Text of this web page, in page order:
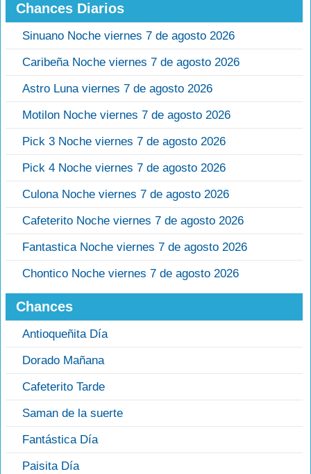
Chances Diarios
Sinuano Noche viernes 7 de agosto 2026
Caribeña Noche viernes 7 de agosto 2026
Astro Luna viernes 7 de agosto 2026
Motilon Noche viernes 7 de agosto 2026
Pick 3 Noche viernes 7 de agosto 2026
Pick 4 Noche viernes 7 de agosto 2026
Culona Noche viernes 7 de agosto 2026
Cafeterito Noche viernes 7 de agosto 2026
Fantastica Noche viernes 7 de agosto 2026
Chontico Noche viernes 7 de agosto 2026
Chances
Antioqueñita Día
Dorado Mañana
Cafeterito Tarde
Saman de la suerte
Fantástica Día
Paisita Día